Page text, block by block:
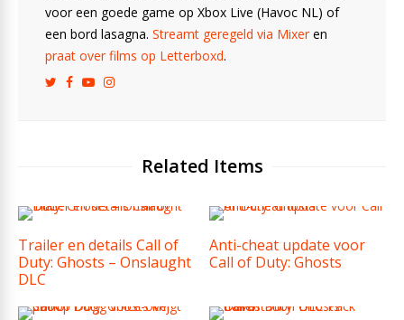
voor een goede game op Xbox Live (Havoc NL) of
een bord lasagna. Streamt geregeld via Mixeren
praat over films op Letterboxd.
Related Items
Trailer en details Call of
Duty: Ghosts – Onslaught
DLC
Anti-cheat update voor
Call of Duty: Ghosts